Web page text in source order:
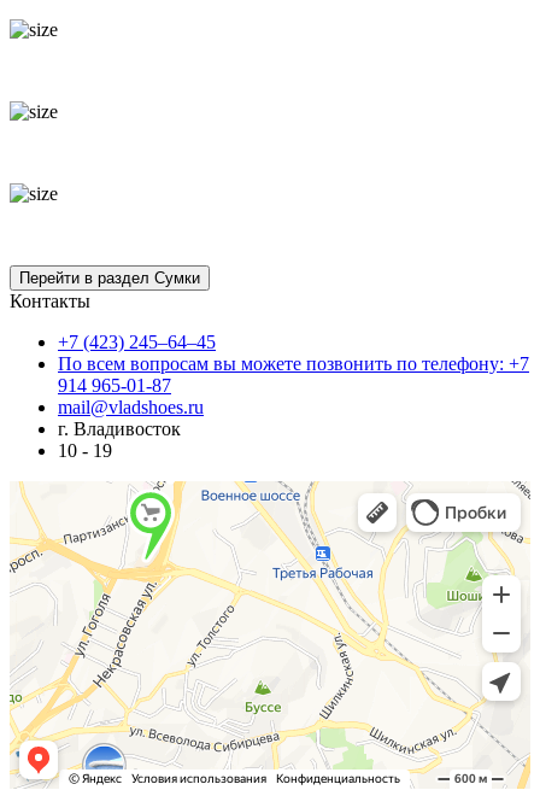
Контакты
+7 (423) 245–64–45
По всем вопросам вы можете позвонить по телефону: +7
914 965-01-87
mail@vladshoes.ru
г. Владивосток
10 - 19